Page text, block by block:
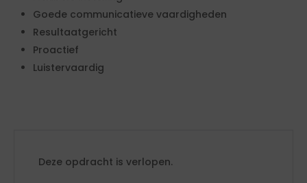
Goede communicatieve vaardigheden
Resultaatgericht
Proactief
Luistervaardig
Deze opdracht is verlopen.